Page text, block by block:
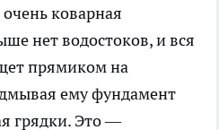
коварная
нет водостоков, и вся
прямиком на
ему фундамент
грядки. Это —